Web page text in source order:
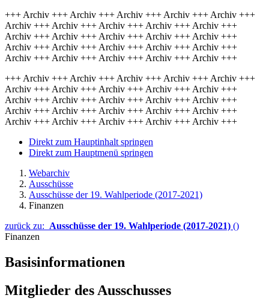
+++ Archiv +++ Archiv +++ Archiv +++ Archiv +++ Archiv +++
Archiv +++ Archiv +++ Archiv +++ Archiv +++ Archiv +++
Archiv +++ Archiv +++ Archiv +++ Archiv +++ Archiv +++
Archiv +++ Archiv +++ Archiv +++ Archiv +++ Archiv +++
Archiv +++ Archiv +++ Archiv +++ Archiv +++ Archiv +++
+++ Archiv +++ Archiv +++ Archiv +++ Archiv +++ Archiv +++
Archiv +++ Archiv +++ Archiv +++ Archiv +++ Archiv +++
Archiv +++ Archiv +++ Archiv +++ Archiv +++ Archiv +++
Archiv +++ Archiv +++ Archiv +++ Archiv +++ Archiv +++
Archiv +++ Archiv +++ Archiv +++ Archiv +++ Archiv +++
Direkt zum Hauptinhalt springen
Direkt zum Hauptmenü springen
Webarchiv
Ausschüsse
Ausschüsse der 19. Wahlperiode (2017-2021)
Finanzen
zurück zu: Ausschüsse der 19. Wahlperiode (2017-2021) ()
Finanzen
Basisinformationen
Mitglieder des Ausschusses